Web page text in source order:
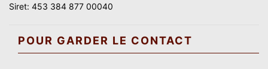
Siret: 453 384 877 00040
POUR GARDER LE CONTACT